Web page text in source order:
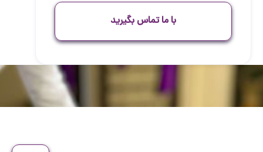
با ما تماس بگیرید